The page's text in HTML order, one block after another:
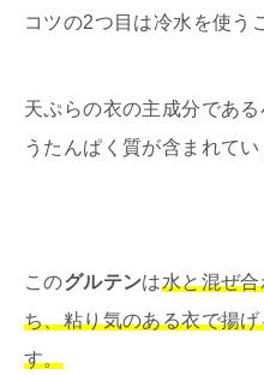
コツの2つ目は冷水を使う
天ぷらの衣の主成分であ
うたんぱく質が含まれてい
このグルテンは水と混ぜ
ち、粘り気のある衣で揚
す。